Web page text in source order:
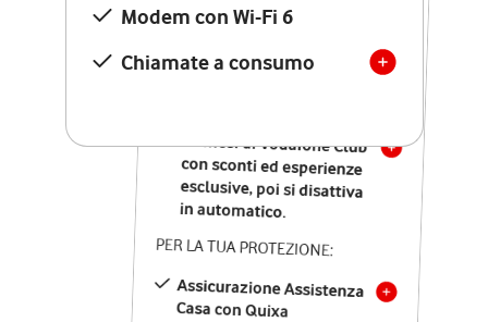
Modem con Wi-Fi 6
Chiamate a consumo
Chiamate illimitate verso
numeri fissi e mobili
nazionali
12 mesi di Vodafone Club
con sconti ed esperienze
esclusive, poi si disattiva
in automatico.
PER LA TUA PROTEZIONE:
Assicurazione Assistenza
Casa con Quixa